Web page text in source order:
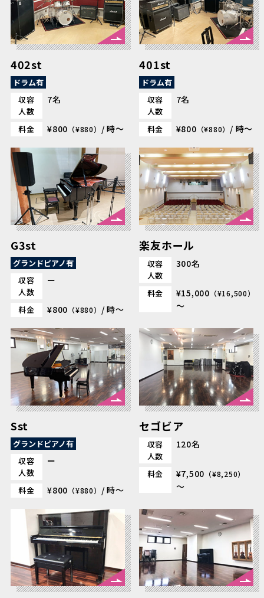
402st
ドラム有
収容
人数
7名
料金 ¥800 （¥880） / 時～
401st
ドラム有
収容
人数
7名
料金 ¥800 （¥880） / 時～
G3st
グランドピアノ有
収容
人数
ー
料金 ¥800 （¥880） / 時～
楽友ホール
収容
人数
300名
料金 ¥15,000 （¥16,500）
～
Sst
グランドピアノ有
収容
人数
ー
料金 ¥800 （¥880） / 時～
セゴビア
収容
人数
120名
料金 ¥7,500 （¥8,250）
～